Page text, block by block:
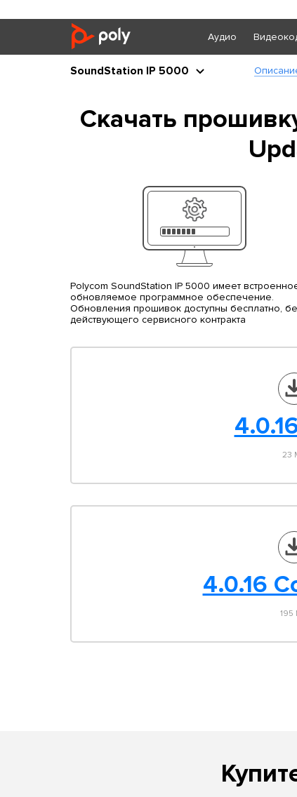
Аудио
SoundStation IP 5000
Скачать
Polycom SoundStation IP 5000 имеет
обновляемое программное обеспечение.
Обновления прошивок доступны бесплатно,
действующего сервисного контракта
23
4.0.16
195